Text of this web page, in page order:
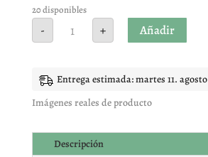
de 5 en
base a
valoracione
s de
20 disponibles
-
cantidad
+ Añadir
Entrega estimada: martes 11. agosto
Imágenes reales de producto
Descripción